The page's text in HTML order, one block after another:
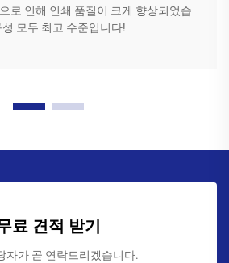
로 인해 인쇄 품질이 크게 향상되었습
모두 최고 수준입니다!
료 견적 받기
자가 곧 연락드리겠습니다.